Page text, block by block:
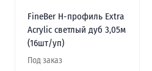
FineBer H-профиль Extra
Acrylic светлый дуб 3,05м
(16шт/уп)
Под заказ